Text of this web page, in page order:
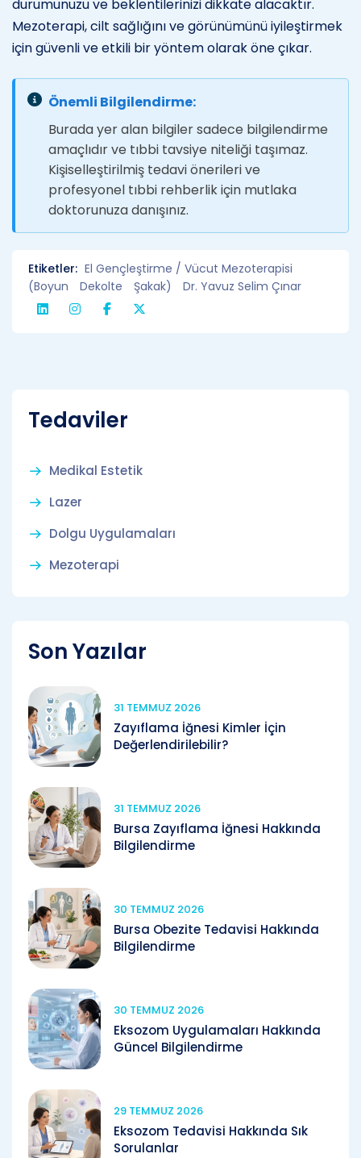
durumunuzu ve beklentilerinizi dikkate alacaktır.
Mezoterapi, cilt sağlığını ve görünümünü iyileştirmek
için güvenli ve etkili bir yöntem olarak öne çıkar.
Önemli Bilgilendirme:
Burada yer alan bilgiler sadece bilgilendirme
amaçlıdır ve tıbbi tavsiye niteliği taşımaz.
Kişiselleştirilmiş tedavi önerileri ve
profesyonel tıbbi rehberlik için mutlaka
doktorunuza danışınız.
Etiketler: El Gençleştirme / Vücut Mezoterapisi
(Boyun
Dekolte Şakak) Dr. Yavuz Selim Çınar
Tedaviler
Medikal Estetik
Lazer
Dolgu Uygulamaları
Mezoterapi
Son Yazılar
31 TEMMUZ 2026
Zayıflama İğnesi Kimler İçin
Değerlendirilebilir?
31 TEMMUZ 2026
Bursa Zayıflama İğnesi Hakkında
Bilgilendirme
30 TEMMUZ 2026
Bursa Obezite Tedavisi Hakkında
Bilgilendirme
30 TEMMUZ 2026
Eksozom Uygulamaları Hakkında
Güncel Bilgilendirme
29 TEMMUZ 2026
Eksozom Tedavisi Hakkında Sık
Sorulanlar